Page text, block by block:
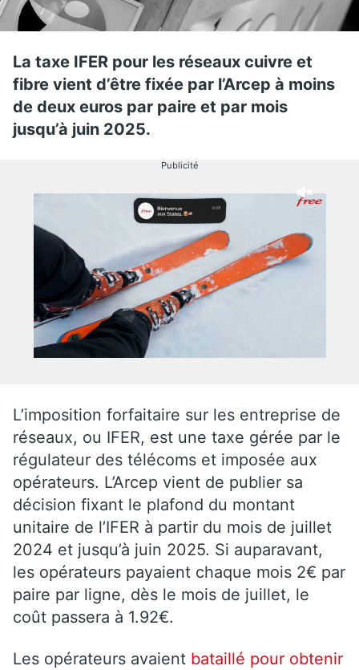
La taxe IFER pour les réseaux cuivre et
fibre vient d’être fixée par l’Arcep à moins
de deux euros par paire et par mois
jusqu’à juin 2025.
Publicité
L’imposition forfaitaire sur les entreprise de
réseaux, ou IFER, est une taxe gérée par le
régulateur des télécoms et imposée aux
opérateurs. L’Arcep vient de publier sa
décision fixant le plafond du montant
unitaire de l’IFER à partir du mois de juillet
2024 et jusqu’à juin 2025. Si auparavant,
les opérateurs payaient chaque mois 2€ par
paire par ligne, dès le mois de juillet, le
coût passera à 1.92€.
Les opérateurs avaient bataillé pour obtenir